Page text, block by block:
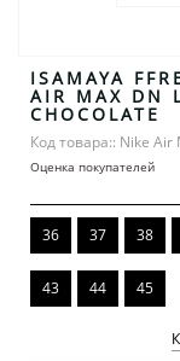
ISAMAYA
AIR MAX DN
CHOCOLATE
Код товара:: Nike Air
Оценка покупателей
36 37 38
43 44 45